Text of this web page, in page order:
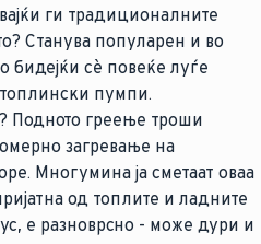
ги традиционалните
Станува популарен и во
бидејќи сè повеќе луѓе
пумпи.
Подното греење троши
загревање на
Многумина ја сметаат оваа
од топлите и ладните
е разноврсно - може дури и